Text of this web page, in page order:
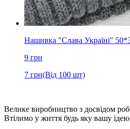
Нашивка "Слава Україні"
9 грн
7 грн(Від 100 шт)
Велике виробництво з досвідом
Втілимо у життя будь яку вашу